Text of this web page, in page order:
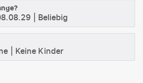
Beliebig
Keine Kinder